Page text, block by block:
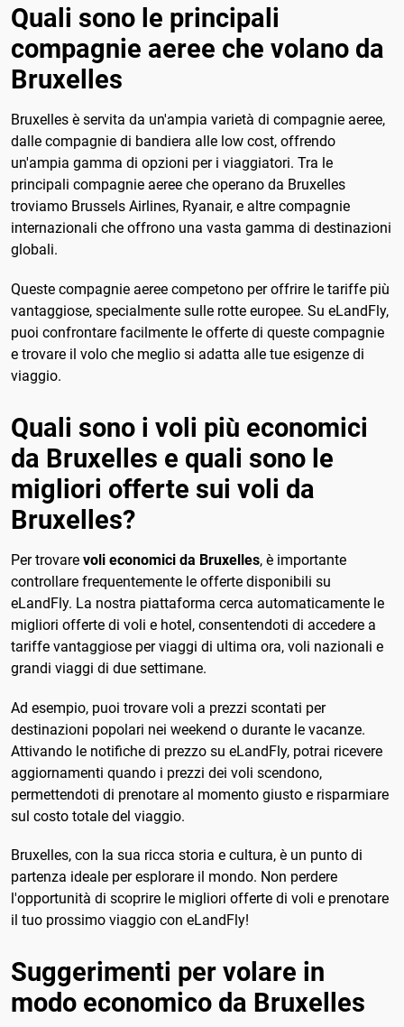
Quali sono le principali
compagnie aeree che volano da
Bruxelles
Bruxelles è servita da un'ampia varietà di compagnie aeree,
dalle compagnie di bandiera alle low cost, offrendo
un'ampia gamma di opzioni per i viaggiatori. Tra le
principali compagnie aeree che operano da Bruxelles
troviamo Brussels Airlines, Ryanair, e altre compagnie
internazionali che offrono una vasta gamma di destinazioni
globali.
Queste compagnie aeree competono per offrire le tariffe più
vantaggiose, specialmente sulle rotte europee. Su eLandFly,
puoi confrontare facilmente le offerte di queste compagnie
e trovare il volo che meglio si adatta alle tue esigenze di
viaggio.
Quali sono i voli più economici
da Bruxelles e quali sono le
migliori offerte sui voli da
Bruxelles?
Per trovare voli economici da Bruxelles, è importante
controllare frequentemente le offerte disponibili su
eLandFly. La nostra piattaforma cerca automaticamente le
migliori offerte di voli e hotel, consentendoti di accedere a
tariffe vantaggiose per viaggi di ultima ora, voli nazionali e
grandi viaggi di due settimane.
Ad esempio, puoi trovare voli a prezzi scontati per
destinazioni popolari nei weekend o durante le vacanze.
Attivando le notifiche di prezzo su eLandFly, potrai ricevere
aggiornamenti quando i prezzi dei voli scendono,
permettendoti di prenotare al momento giusto e risparmiare
sul costo totale del viaggio.
Bruxelles, con la sua ricca storia e cultura, è un punto di
partenza ideale per esplorare il mondo. Non perdere
l'opportunità di scoprire le migliori offerte di voli e prenotare
il tuo prossimo viaggio con eLandFly!
Suggerimenti per volare in
modo economico da Bruxelles